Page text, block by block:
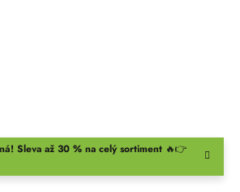
Sleva až 30 % na celý sortiment 🔥👉